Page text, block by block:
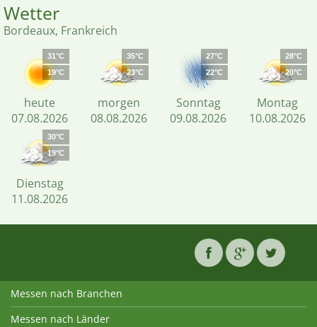
Wetter
Bordeaux, Frankreich
31°C
19°C
heute
07.08.2026
35°C
23°C
morgen
08.08.2026
27°C
22°C
Sonntag
09.08.2026
28°C
20°C
Montag
10.08.2026
30°C
19°C
Dienstag
11.08.2026
Messen nach Branchen
Messen nach Länder